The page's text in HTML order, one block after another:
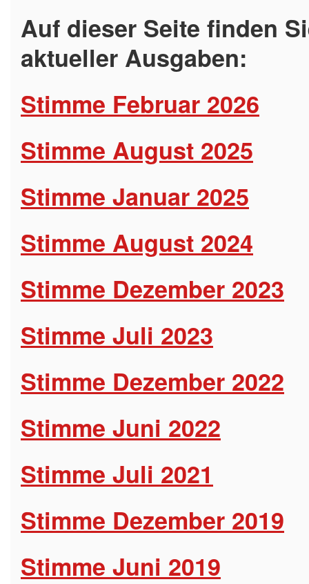
Auf dieser Seite finden
aktueller Ausgaben:
Stimme Februar 2026
Stimme August 2025
Stimme Januar 2025
Stimme August 2024
Stimme Dezember 2023
Stimme Juli 2023
Stimme Dezember 2022
Stimme Juni 2022
Stimme Juli 2021
Stimme Dezember 2019
Stimme Juni 2019